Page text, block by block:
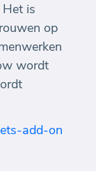
is
op
wordt
add-on